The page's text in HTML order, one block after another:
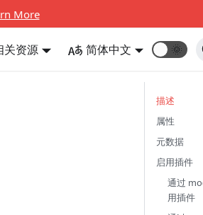
More
关资源 简体中文 🌞
描述
属性
元数据
启用插件
通过
用插件